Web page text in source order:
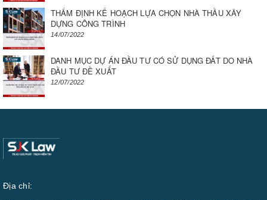
THẨM ĐỊNH KẾ HOẠCH LỰA CHỌN NHÀ THẦU XÂY
DỰNG CÔNG TRÌNH
14/07/2022
DANH MỤC DỰ ÁN ĐẦU TƯ CÓ SỬ DỤNG ĐẤT DO NHÀ
ĐẦU TƯ ĐỀ XUẤT
12/07/2022
Địa chỉ: